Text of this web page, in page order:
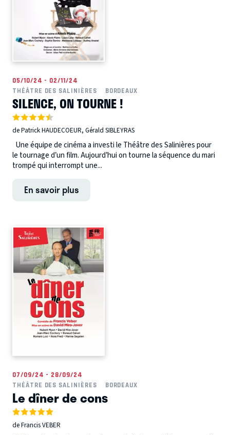
05/10/24 - 02/11/24
THÉÂTRE DES SALINIÈRES
BORDEAUX
SILENCE, ON TOURNE !
de Patrick HAUDECOEUR, Gérald SIBLEYRAS
Une équipe de cinéma a investi le Théâtre des Salinières pour
le tournage d’un film. Aujourd’hui on tourne la séquence du mari
trompé qui interrompt une...
En savoir plus
07/09/24 - 28/09/24
THÉÂTRE DES SALINIÈRES
BORDEAUX
Le dîner de cons
de Francis VEBER